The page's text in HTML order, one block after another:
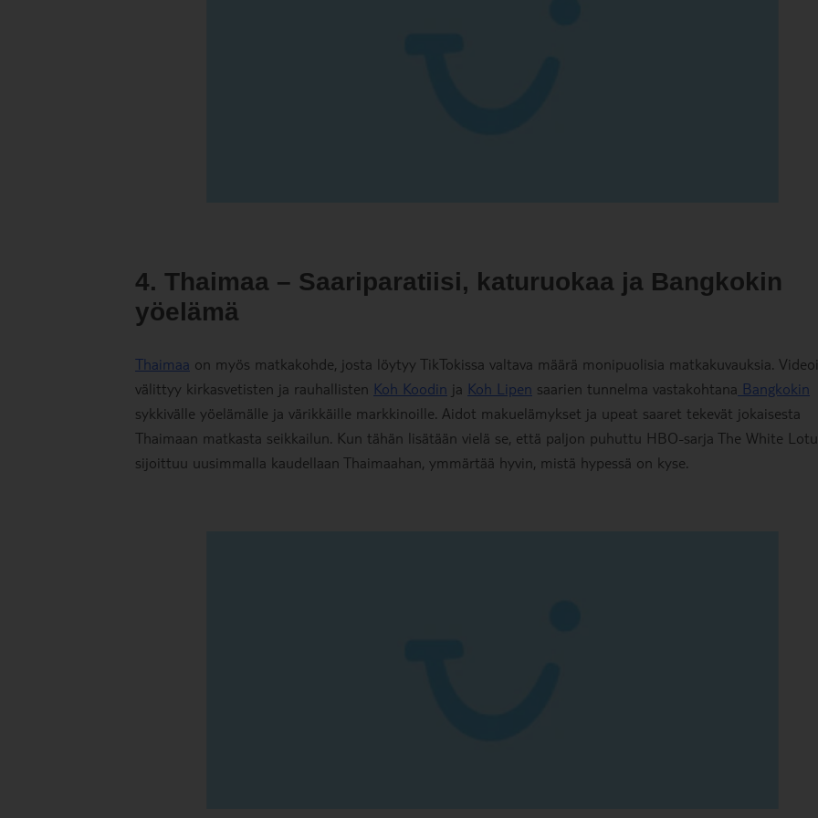
4. Thaimaa – Saariparatiisi, katuruokaa ja Bangkokin
yöelämä
Thaimaa on myös matkakohde, josta löytyy TikTokissa valtava määrä monipuolisia matkakuvauksia.
välittyy kirkasvetisten ja rauhallisten Koh Koodin ja Koh Lipen saarien tunnelma vastakohtana Bangkokin
sykkivälle yöelämälle ja värikkäille markkinoille. Aidot makuelämykset ja upeat saaret tekevät jokaisesta
Thaimaan matkasta seikkailun. Kun tähän lisätään vielä se, että paljon puhuttu HBO-sarja The White
sijoittuu uusimmalla kaudellaan Thaimaahan, ymmärtää hyvin, mistä hypessä on kyse.